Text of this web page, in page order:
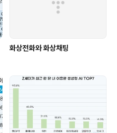
화상전화와 화상채팅